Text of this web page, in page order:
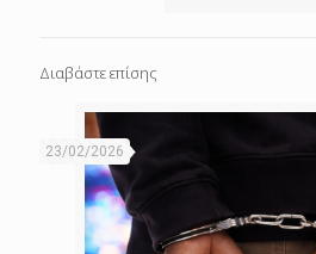
Διαβάστε επίσης
23/02/2026